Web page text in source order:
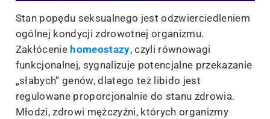
Stan popędu seksualnego jest odzwierciedleniem
ogólnej kondycji zdrowotnej organizmu.
Zakłócenie homeostazy, czyli równowagi
funkcjonalnej, sygnalizuje potencjalne przekazanie
„słabych” genów, dlatego też libido jest
regulowane proporcjonalnie do stanu zdrowia.
Młodzi, zdrowi mężczyźni, których organizmy